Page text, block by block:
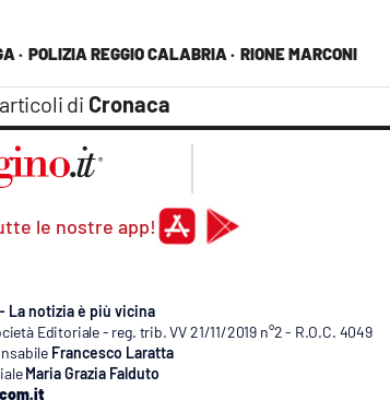
· POLIZIA REGGIO CALABRIA · RIONE MARCONI
di Cronaca
le nostre app!
La notizia è più vicina
Editoriale - reg. trib. VV 21/11/2019 n°2 - R.O.C. 4049
Francesco Laratta
Maria Grazia Falduto